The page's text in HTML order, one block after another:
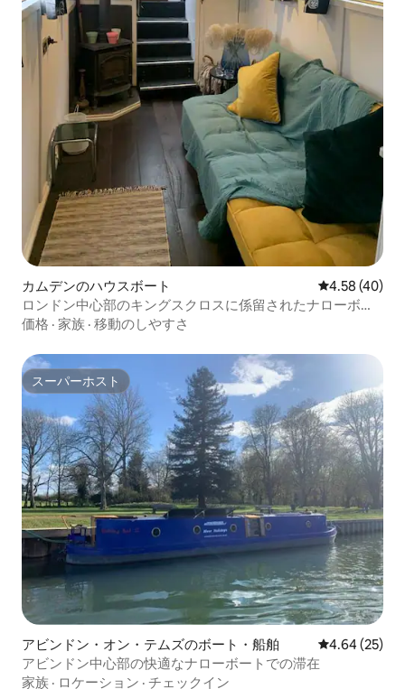
カムデンのハウスボート レビュー40
4.58 (40)
ロンドン中心部のキングスクロスに係留されたナローボー
ト
価格 · 家族 · 移動のしやすさ
スーパーホスト
スーパーホスト
アビンドン・オン・テムズのボート・船舶 レビュー25
4.64 (25)
アビンドン中心部の快適なナローボートでの滞在
家族 · ロケーション · チェックイン